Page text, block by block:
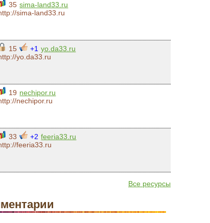
35 sima-land33.ru
sima-land33.ru
15 +1 yo.da33.ru
yo.da33.ru
19 nechipor.ru
nechipor.ru
33 +2 feeria33.ru
feeria33.ru
Все ресурсы